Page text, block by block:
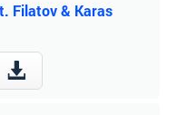
Filatov & Karas